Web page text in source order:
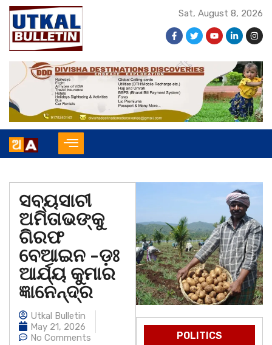
Sat, August 8, 2026
ସବ୍ୟସାଚୀ
ଅମିତାଭଙ୍କୁ
ଗିରଫ
ବେଆଇନ -ଡ଼ଃ
ଆର୍ଯ୍ୟ କୁମାର
ଜ୍ଞାନେନ୍ଦ୍ର
Utkal Bulletin
May 21, 2026
No Comments
POLITICS